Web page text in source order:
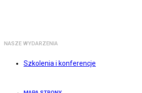
NASZE WYDARZENIA
Szkolenia i konferencje